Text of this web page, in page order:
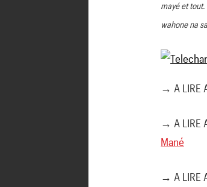
mayé et
wahone na
→ A LIRE
→ A LIRE
Mané
→ A LIRE